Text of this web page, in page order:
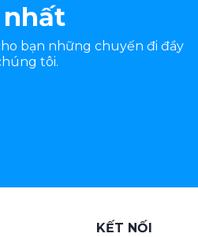
bạn những chuyến đi đầy
tôi.
KẾT NỐI